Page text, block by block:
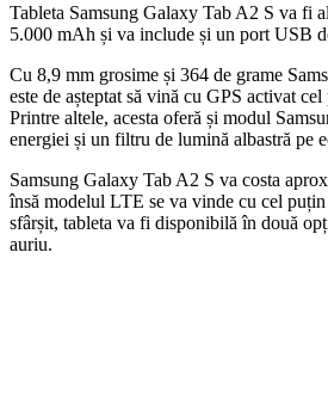
Tableta Samsung Galaxy Tab A2 S va fi
5.000 mAh și va include și un port USB
Cu 8,9 mm grosime și 364 de grame
este de așteptat să vină cu GPS activat
Printre altele, acesta oferă și modul
energiei și un filtru de lumină albastră pe
Samsung Galaxy Tab A2 S va costa
însă modelul LTE se va vinde cu cel
sfârșit, tableta va fi disponibilă în două
auriu.